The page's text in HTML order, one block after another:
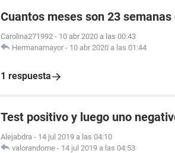
Cuantos meses son 23
Carolina271992 - 10 abr 2020 a las 00:43
Hermanamayor - 10 abr 2020 a las 01:44
1 respuesta
Test positivo y luego uno
Alejabdra - 14 jul 2019 a las 04:10
valorandome - 14 jul 2019 a las 04:53